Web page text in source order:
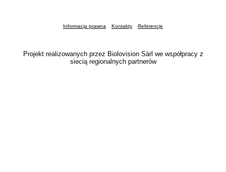
Informacja prawna Kontakty Referencje
Projekt realizowanych przez Biolovision Sàrl we współpracy z
siecią regionalnych partnerów